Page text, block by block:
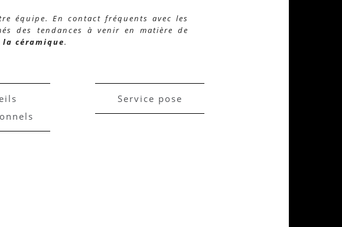
équipe.En contact fréquents avec les
des tendances à venir en matière de
céramique.
Service pose